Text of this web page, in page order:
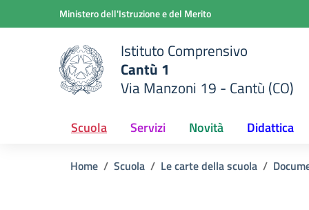
Vai ai contenuti
Vai al menu di navigazioneMinistero dell'Istruzione e del Merito
scuola
Istituto Comprensivo
Cantù 1
Via Manzoni 19 - Cantù (CO)
Scuola Servizi Novità Didattica
Home Scuola Le carte della scuola